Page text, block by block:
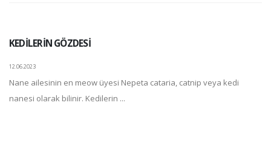
KEDİLERİN GÖZDESİ
12.06.2023
Nane ailesinin en meow üyesi Nepeta cataria, catnip veya kedi
nanesi olarak bilinir. Kedilerin ...